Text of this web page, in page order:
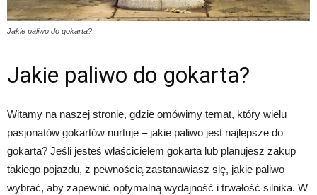
Jakie paliwo do gokarta?
Jakie paliwo do gokarta?
Witamy na naszej stronie, gdzie omówimy temat, który wielu
pasjonatów gokartów nurtuje – jakie paliwo jest najlepsze do
gokarta? Jeśli jesteś właścicielem gokarta lub planujesz zakup
takiego pojazdu, z pewnością zastanawiasz się, jakie paliwo
wybrać, aby zapewnić optymalną wydajność i trwałość silnika. W